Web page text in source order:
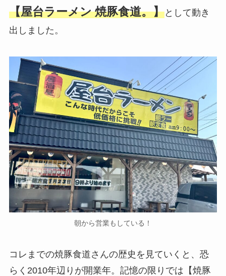
【屋台ラーメン 焼豚食道。】として動き
出しました。
朝から営業もしている！
コレまでの焼豚食道さんの歴史を見ていくと、恐
らく2010年辺りが開業年。記憶の限りでは【焼豚